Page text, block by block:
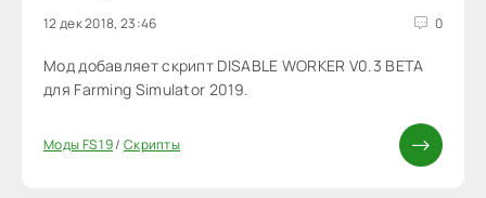
12 дек 2018, 23:46 0
Мод добавляет скрипт DISABLE WORKER V0.3 BETA
для Farming Simulator 2019.
Моды FS 19/ Скрипты